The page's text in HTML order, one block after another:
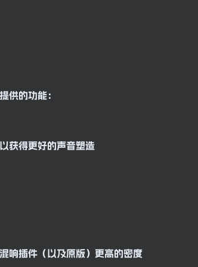
供的功能：
获得更好的声音塑造
响插件（以及原版）更高的密度